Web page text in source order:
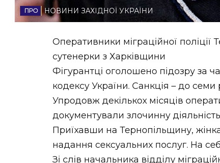
ВІДЕОНОВИНИ ЗАХІДНОЇ УКРАЇНИ
Оперативники міграційної поліції
сутенерки з Харківщини
Фігурантці оголошено підозру за
кодексу України. Санкція – до семи
Упродовж декількох місяців
документували злочинну
Приїхавши на Тернопільщину,
надання сексуальних послуг. На
Зі слів начальника відділу